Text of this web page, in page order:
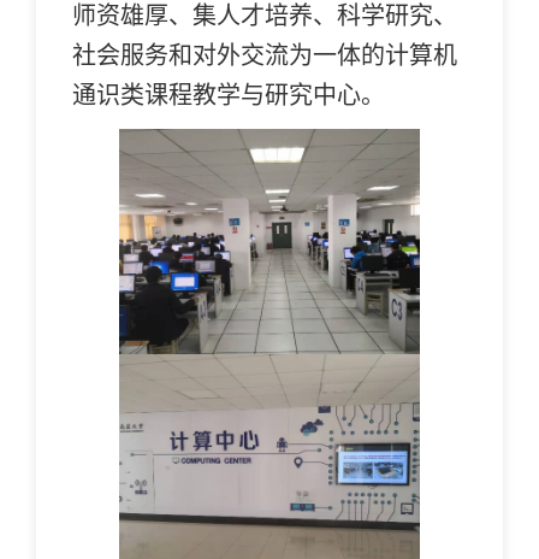
师资雄厚、集人才培养、科学研究、
社会服务和对外交流为一体的计算机
通识类课程教学与研究中心。